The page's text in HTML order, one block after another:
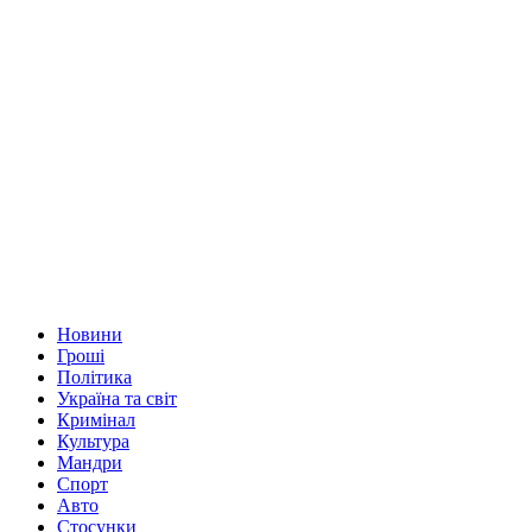
Новини
Гроші
Політика
Україна та світ
Кримінал
Культура
Мандри
Спорт
Авто
Стосунки